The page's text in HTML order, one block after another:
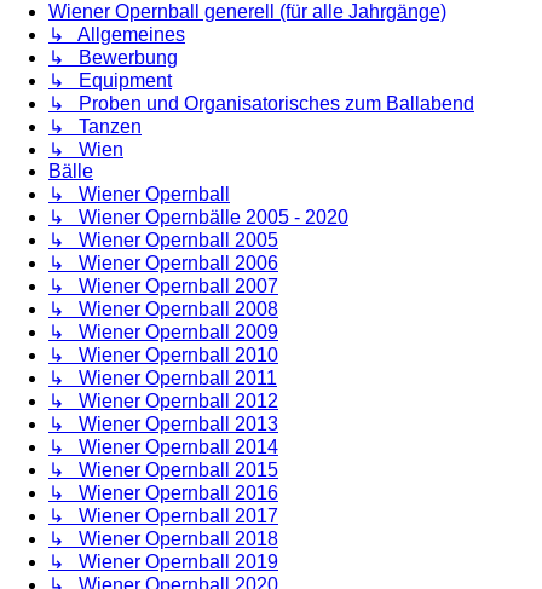
Wiener Opernball generell (für alle Jahrgänge)
↳ Allgemeines
↳ Bewerbung
↳ Equipment
↳ Proben und Organisatorisches zum Ballabend
↳ Tanzen
↳ Wien
Bälle
↳ Wiener Opernball
↳ Wiener Opernbälle 2005 - 2020
↳ Wiener Opernball 2005
↳ Wiener Opernball 2006
↳ Wiener Opernball 2007
↳ Wiener Opernball 2008
↳ Wiener Opernball 2009
↳ Wiener Opernball 2010
↳ Wiener Opernball 2011
↳ Wiener Opernball 2012
↳ Wiener Opernball 2013
↳ Wiener Opernball 2014
↳ Wiener Opernball 2015
↳ Wiener Opernball 2016
↳ Wiener Opernball 2017
↳ Wiener Opernball 2018
↳ Wiener Opernball 2019